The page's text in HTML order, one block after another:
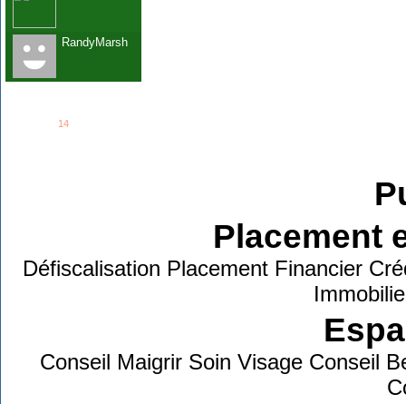
RandyMarsh
14members...
Placement
Défiscalisation Placement Financier
Conseil Maigrir Soin Visage Conseil